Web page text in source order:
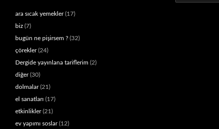
ara sıcak yemekler(17)
biz (7)
bugün ne pişirsem ? (32)
çörekler(24)
Dergide yayınlana tariflerim (2)
diğer(30)
dolmalar(21)
el sanatları (17)
etkinlikler(21)
ev yapımı soslar(12)